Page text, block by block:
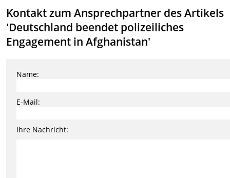
Kontakt zum Ansprechpartner des Artikels
'Deutschland beendet polizeiliches
Engagement in Afghanistan'
Name:
E-Mail:
Ihre Nachricht: